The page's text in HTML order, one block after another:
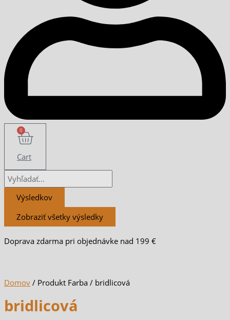
0
Cart
Výsledkov
Zobraziť všetky výsledky
Doprava zdarma pri objednávke nad 199 €
Domov / Produkt Farba / bridlicová
bridlicová